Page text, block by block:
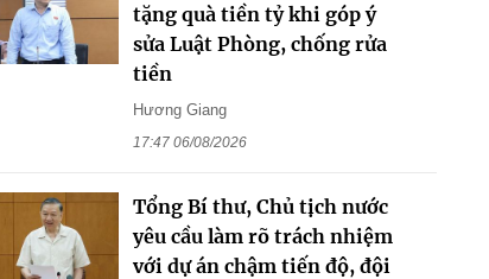
tặng quà tiền tỷ khi góp ý
sửa Luật Phòng, chống rửa
tiền
Hương Giang
17:47 06/08/2026
Tổng Bí thư, Chủ tịch nước
yêu cầu làm rõ trách nhiệm
với dự án chậm tiến độ, đội